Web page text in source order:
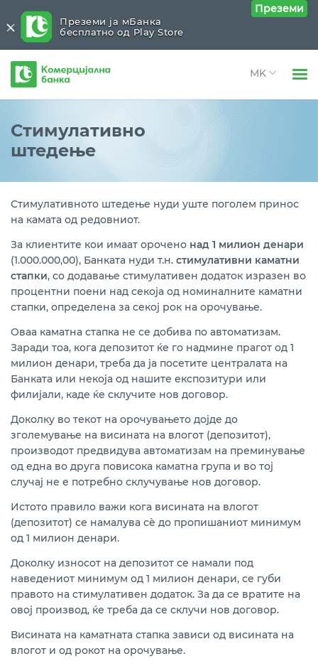
Open
Правни лица
За нас
Open
Блог
Close submenu (Денарско)
Стандардно орочено штедење
НОВО: Орочен депозит на 25 или 40 месеци
Стимулативно штедење
Каматни стапки
Комерцијална
банка
Стимулативно
штедење
Стимулативното штедење нуди уште поголем принос
на камата од редовниот.
За клиентите кои имаат орочено над 1 милион денари
(1.000.000,00), Банката нуди т.н. стимулативни каматни
стапки, со додавање стимулативен додаток изразен во
процентни поени над секоја од номиналните каматни
стапки, определена за секој рок на орочување.
Оваа каматна стапка не се добива по автоматизам.
Заради тоа, кога депозитот ќе го надмине прагот од 1
милион денари, треба да ја посетите централата на
Банката или некоја од нашите експозитури или
филијали, каде ќе склучите нов договор.
Доколку во текот на орочувањето дојде до
зголемување на висината на влогот (депозитот),
производот предвидува автоматизам на преминување
од една во друга повисока каматна група и во тој
случај не е потребно склучување нов договор.
Истото правило важи кога висината на влогот
(депозитот) се намалува сè до пропишаниот минимум
од 1 милион денари.
Доколку износот на депозитот се намали под
наведениот минимум од 1 милион денари, се губи
правото на стимулативен додаток. За да се вратите на
овој производ, ќе треба да се склучи нов договор.
Висината на каматната стапка зависи од висината на
влогот и од рокот на орочување.
Преземи ја мБанка
бесплатно од Play Store
Преземи